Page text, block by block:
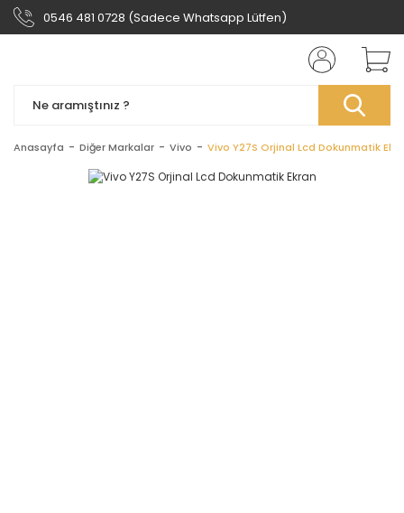
0546 481 0728 (Sadece Whatsapp Lütfen)
Anasayfa Diğer Markalar Vivo Vivo Y27S Orjinal Lcd Dokunmatik